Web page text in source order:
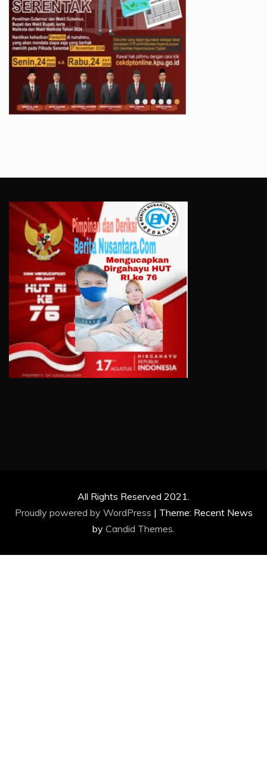
All Rights Reserved 2021.
Proudly powered by WordPress | Theme: Recent News
by Candid Themes.